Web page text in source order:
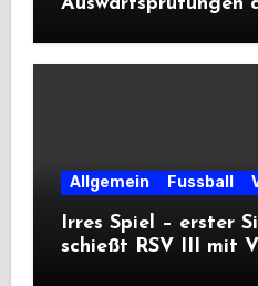
Allgemein Fussball
Irres Spiel – erster
schießt RSV III mit